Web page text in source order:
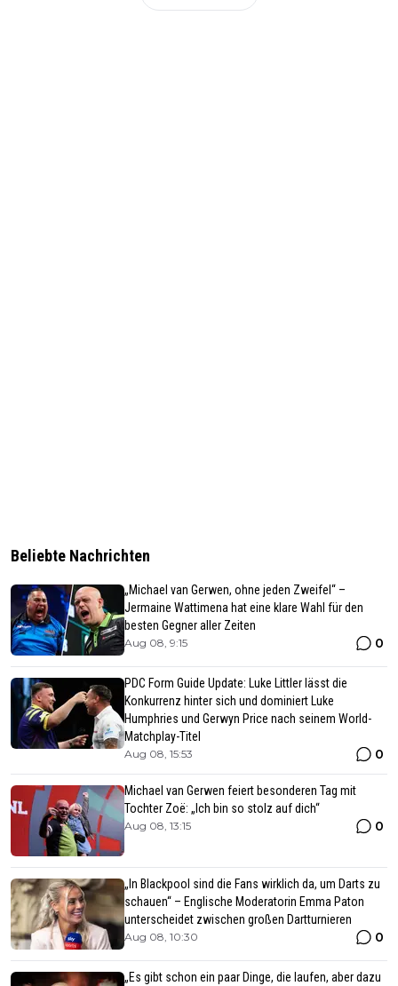
Beliebte Nachrichten
„Michael van Gerwen, ohne jeden Zweifel“ –
Jermaine Wattimena hat eine klare Wahl für den
besten Gegner aller Zeiten
Aug 08, 9:15 0
PDC Form Guide Update: Luke Littler lässt die
Konkurrenz hinter sich und dominiert Luke
Humphries und Gerwyn Price nach seinem World-
Matchplay-Titel
Aug 08, 15:53 0
Michael van Gerwen feiert besonderen Tag mit
Tochter Zoë: „Ich bin so stolz auf dich“
Aug 08, 13:15 0
„In Blackpool sind die Fans wirklich da, um Darts zu
schauen“ – Englische Moderatorin Emma Paton
unterscheidet zwischen großen Dartturnieren
Aug 08, 10:30 0
„Es gibt schon ein paar Dinge, die laufen, aber dazu